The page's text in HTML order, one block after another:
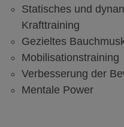
Statisches und
Krafttraining
Gezieltes
Mobilisationstraining
Verbesserung der
Mentale Power